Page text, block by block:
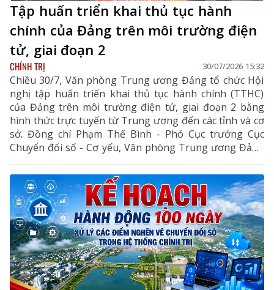
Tập huấn triển khai thủ tục hành
chính của Đảng trên môi trường điện
tử, giai đoạn 2
CHÍNH TRỊ 30/07/2026 15:32
Chiều 30/7, Văn phòng Trung ương Đảng tổ chức Hội
nghị tập huấn triển khai thủ tục hành chính (TTHC)
của Đảng trên môi trường điện tử, giai đoạn 2 bằng
hình thức trực tuyến từ Trung ương đến các tỉnh và cơ
sở. Đồng chí Phạm Thế Bình - Phó Cục trưởng Cục
Chuyển đổi số - Cơ yếu, Văn phòng Trung ương Đảng
chủ trì hội nghị.